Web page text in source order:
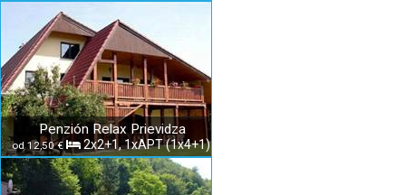
Penzión Relax Prievidza
od 12,50 € 2x2+1, 1xAPT (1x4+1)